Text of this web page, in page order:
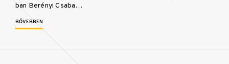
ban Berényi Csaba…
BŐVEBBEN